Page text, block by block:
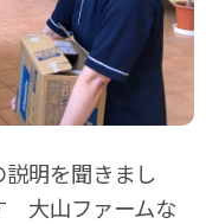
明を聞きまし
大山ファームな